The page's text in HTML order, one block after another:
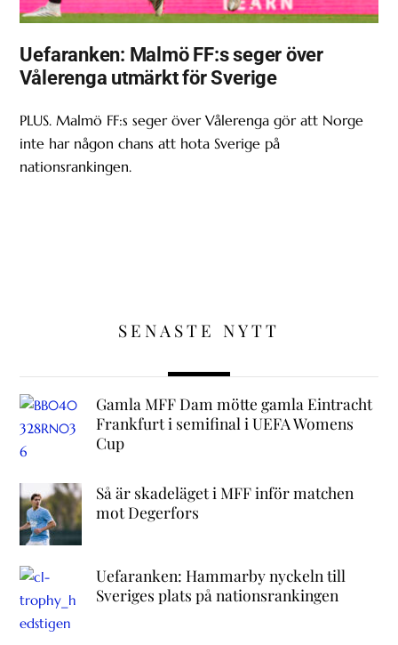
Uefaranken: Malmö FF:s seger över
Vålerenga utmärkt för Sverige
PLUS. Malmö FF:s seger över Vålerenga gör att Norge
inte har någon chans att hota Sverige på
nationsrankingen.
SENASTE NYTT
Gamla MFF Dam mötte gamla Eintracht
Frankfurt i semifinal i UEFA Womens
Cup
Så är skadeläget i MFF inför matchen
mot Degerfors
Uefaranken: Hammarby nyckeln till
Sveriges plats på nationsrankingen